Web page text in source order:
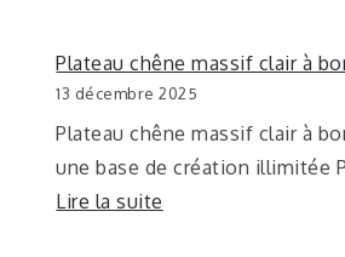
Plateau chêne massif clair à
13 décembre 2025
Plateau chêne massif clair à
une base de création illimitée
Lire la suite